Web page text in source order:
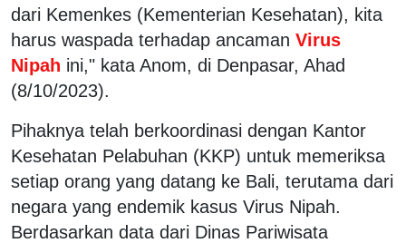
dari Kemenkes (Kementerian Kesehatan), kita
harus waspada terhadap ancaman Virus
Nipah ini," kata Anom, di Denpasar, Ahad
(8/10/2023).
Pihaknya telah berkoordinasi dengan Kantor
Kesehatan Pelabuhan (KKP) untuk memeriksa
setiap orang yang datang ke Bali, terutama dari
negara yang endemik kasus Virus Nipah.
Berdasarkan data dari Dinas Pariwisata